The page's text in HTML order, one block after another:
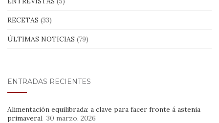
RECETAS (33)
ÚLTIMAS NOTICIAS (79)
ENTRADAS RECIENTES
Alimentación equilibrada: a clave para facer fronte á astenia
primaveral 30 marzo, 2026